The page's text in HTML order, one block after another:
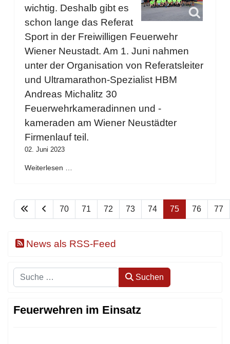
wichtig. Deshalb gibt es
schon lange das Referat
Sport in der Freiwilligen Feuerwehr
Wiener Neustadt. Am 1. Juni nahmen
unter der Organisation von Referatsleiter
und Ultramarathon-Spezialist HBM
Andreas Michalitz 30
Feuerwehrkameradinnen und -
kameraden am Wiener Neustädter
Firmenlauf teil.
02. Juni 2023
Weiterlesen …
70 71 72 73 74 75 76 77
News als RSS-Feed
Suchen Suchen
Feuerwehren im Einsatz